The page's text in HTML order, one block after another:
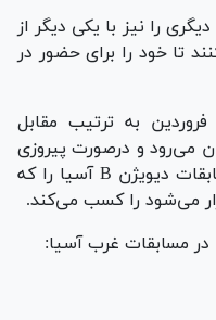
را نیز با یکی دیگر از
تا خود را برای حضور در
ملی ایران روز‌های ۲۶ و ۲۸ فروردین به ترتیب مقابل
می‌رود و درصورت پیروزی
مقابل این رقبا، مجوز حضور در مسابقات دیویژن B آسیا را که
می‌شود را کسب می‌کند.
در مسابقات غرب آسیا: